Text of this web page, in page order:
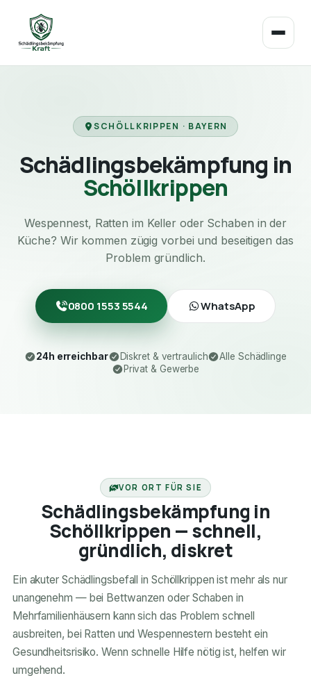
SCHÖLLKRIPPEN · BAYERN
Schädlingsbekämpfung in
Schöllkrippen
Wespennest, Ratten im Keller oder Schaben in der
Küche? Wir kommen zügig vorbei und beseitigen das
Problem gründlich.
0800 1553 5544 WhatsApp
24h erreichbar Diskret & vertraulich
Alle Schädlinge
Privat & Gewerbe
VOR ORT FÜR SIE
Schädlingsbekämpfung in
Schöllkrippen — schnell,
gründlich, diskret
Ein akuter Schädlingsbefall in Schöllkrippen ist mehr als nur
unangenehm — bei Bettwanzen oder Schaben in
Mehrfamilienhäusern kann sich das Problem schnell
ausbreiten, bei Ratten und Wespennestern besteht ein
Gesundheitsrisiko. Wenn schnelle Hilfe nötig ist, helfen wir
umgehend.